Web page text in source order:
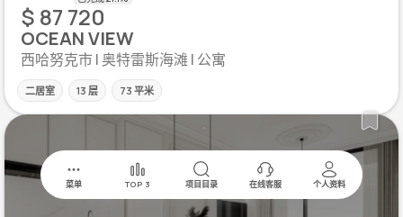
菜单 TOP 3 项目目录 在线客服 个人资料
$ 87 720
OCEAN VIEW
西哈努克市 | 奥特雷斯海滩 | 公寓
二居室 13 层 73 平米